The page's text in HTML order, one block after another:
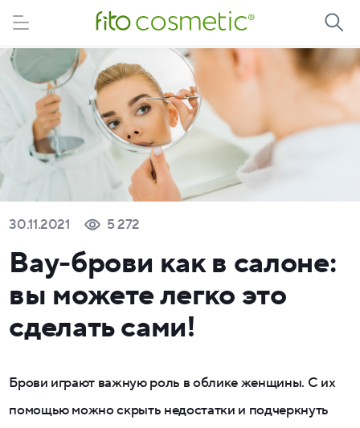
30.11.2021 5 272
Вау-брови как в салоне:
вы можете легко это
сделать сами!
Брови играют важную роль в облике женщины. С их
помощью можно скрыть недостатки и подчеркнуть